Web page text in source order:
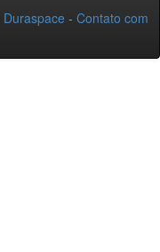
Duraspace - Contato com